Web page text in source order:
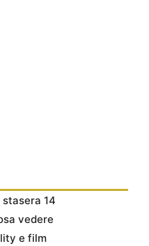
14
vedere
e film